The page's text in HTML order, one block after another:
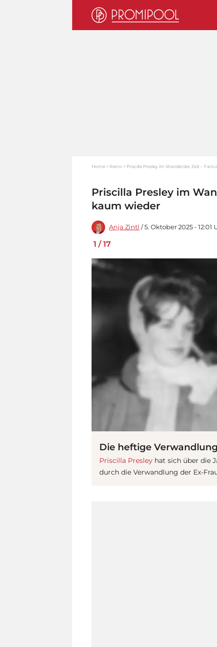
Home Retro Priscilla Presley im Wandel der Zeit – Fans
Priscilla Presley im
kaum wieder
Anja Zintl / 5. Oktober 2025 - 12:01
1 /17
Die heftige
Priscilla Presley hat sich über die
durch die Verwandlung der Ex-